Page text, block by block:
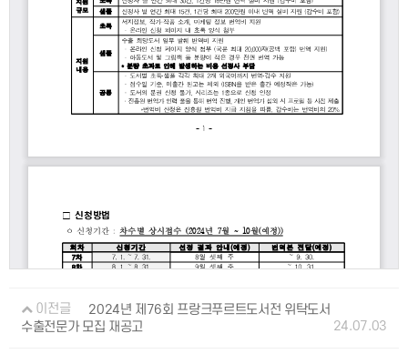
이전글
2024년 제76회 프랑크푸르트도서전 위탁도서
수출전문가 모집 재공고
24.07.03